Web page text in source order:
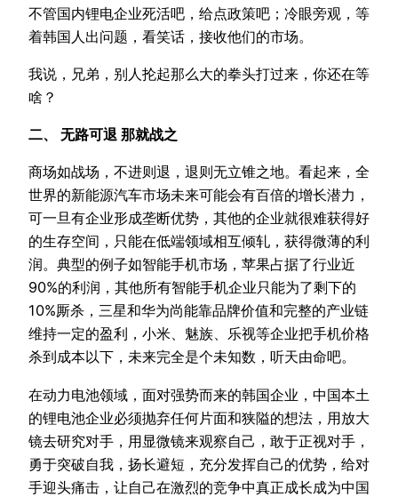
不管国内锂电企业死活吧，给点政策吧；冷眼旁观，等
着韩国人出问题，看笑话，接收他们的市场。
我说，兄弟，别人抡起那么大的拳头打过来，你还在等
啥？
二、 无路可退 那就战之
商场如战场，不进则退，退则无立锥之地。看起来，全
世界的新能源汽车市场未来可能会有百倍的增长潜力，
可一旦有企业形成垄断优势，其他的企业就很难获得好
的生存空间，只能在低端领域相互倾轧，获得微薄的利
润。典型的例子如智能手机市场，苹果占据了行业近
90%的利润，其他所有智能手机企业只能为了剩下的
10%厮杀，三星和华为尚能靠品牌价值和完整的产业链
维持一定的盈利，小米、魅族、乐视等企业把手机价格
杀到成本以下，未来完全是个未知数，听天由命吧。
在动力电池领域，面对强势而来的韩国企业，中国本土
的锂电池企业必须抛弃任何片面和狭隘的想法，用放大
镜去研究对手，用显微镜来观察自己，敢于正视对手，
勇于突破自我，扬长避短，充分发挥自己的优势，给对
手迎头痛击，让自己在激烈的竞争中真正成长成为中国